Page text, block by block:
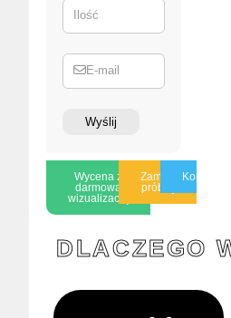
Ilość
E-mail
Wyślij
Wycena z
darmową
wizualizacją
Zamów
próbkę
DLACZEGO